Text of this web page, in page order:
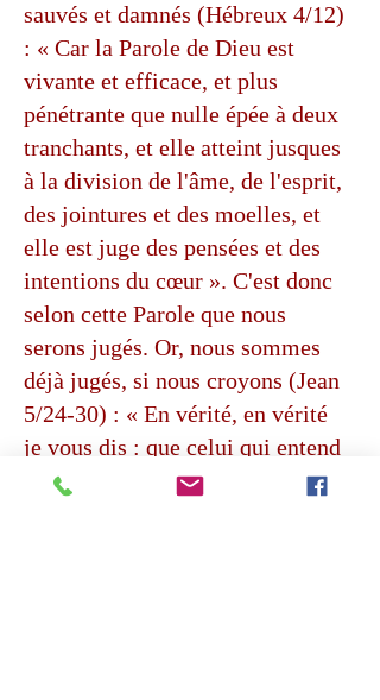
sauvés et damnés (Hébreux 4/12)
: « Car la Parole de Dieu est
vivante et efficace, et plus
pénétrante que nulle épée à deux
tranchants, et elle atteint jusques
à la division de l'âme, de l'esprit,
des jointures et des moelles, et
elle est juge des pensées et des
intentions du cœur ». C'est donc
selon cette Parole que nous
serons jugés. Or, nous sommes
déjà jugés, si nous croyons (Jean
5/24-30) : « En vérité, en vérité
je vous dis : que celui qui entend
ma parole, et croit à celui qui m'a